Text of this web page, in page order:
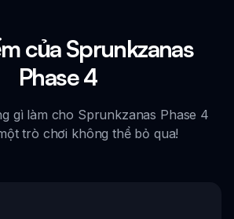
của Sprunkzanas
Phase 4
gì làm cho Sprunkzanas Phase 4
trò chơi không thể bỏ qua!